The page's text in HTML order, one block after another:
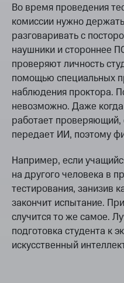
Во время проведения
комиссии нужно
разговаривать с
наушники и стороннее
проверяют личность
помощью специальных
наблюдения проктора.
невозможно. Даже
работает
передает ИИ, поэтому
Например, если
на другого человека в
тестирования, занизив
закончит испытание.
случится то же самое.
подготовка студента к
искусственный